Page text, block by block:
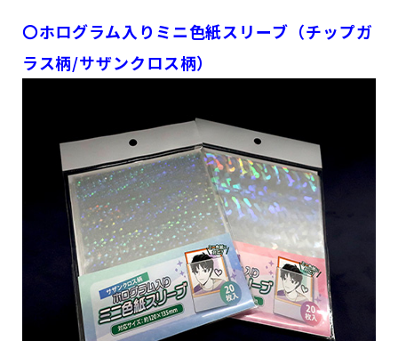
〇ホログラム入りミニ色紙スリーブ（チップガ
ラス柄/サザンクロス柄）